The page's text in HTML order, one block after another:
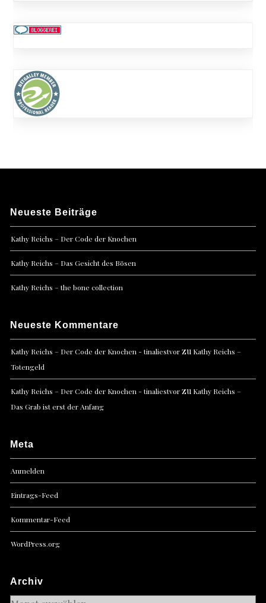
Neueste Beiträge
Kathy Reichs – Der Code der Knochen
Kathy Reichs – Das Gesicht des Bösen
Kathy Reichs – the bone collection
Neueste Kommentare
Kathy Reichs – Der Code der Knochen - tinaliestvorzu Kathy Reichs –
Totengeld
Kathy Reichs – Der Code der Knochen - tinaliestvorzu Kathy Reichs –
Das Grab ist erst der Anfang
Meta
Anmelden
Eintrags-Feed
Kommentar-Feed
WordPress.org
Archiv